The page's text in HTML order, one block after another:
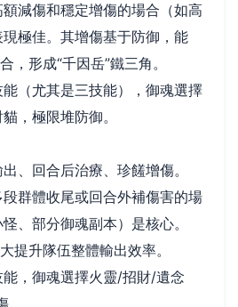
額減傷和穩定增傷的場合（如高
極佳。其增傷基于防御，能
，形成“千因岳”鐵三角。
能（尤其是三技能），御魂選擇
，極限堆防御。
、回合后治療、珍饈增傷。
段群體收尾或回合外補傷害的場
、部分御魂副本）是核心。
提升隊伍整體輸出效率。
能，御魂選擇火靈/招財/遺念